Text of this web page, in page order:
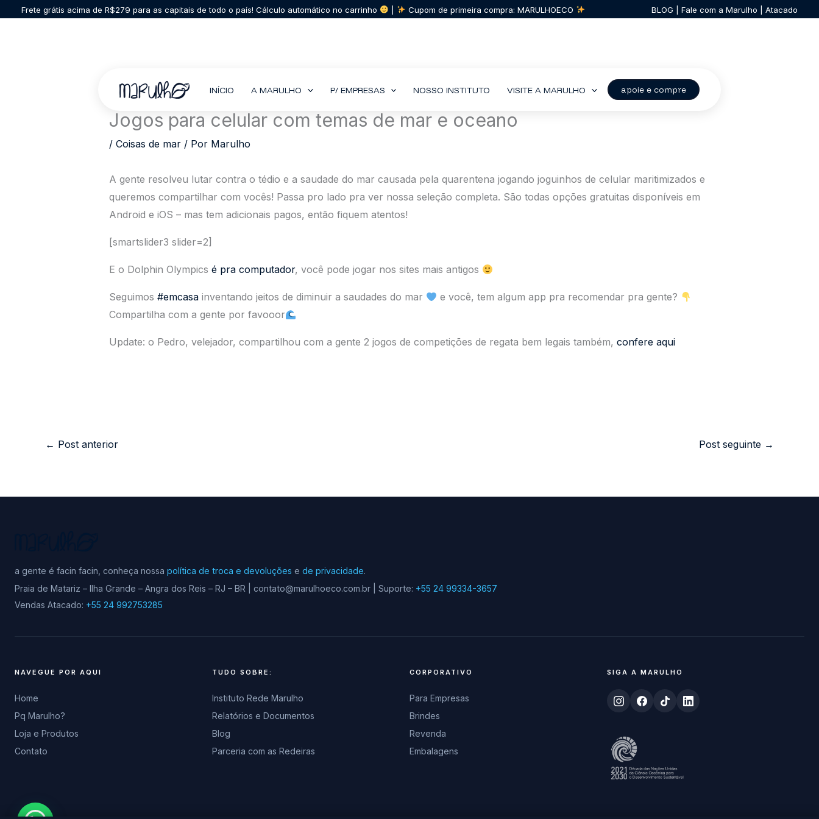
Frete grátis acima de R$279 para as capitais de todo o país! Cálculo automático no carrinho Cupom de primeira compra: MARULHOECO BLOG Fale com a Marulho Atacado
INÍCIO A MARULHO P/ EMPRESAS NOSSO INSTITUTO VISITE A MARULHO apoie e compre
Jogos para celular com temas de mar e oceano
/ Coisas de mar/ Por Marulho
A gente resolveu lutar contra o tédio e a saudade do mar causada pela quarentena jogando joguinhos de celular maritimizados e
queremos compartilhar com vocês! Passa pro lado pra ver nossa seleção completa. São todas opções gratuitas disponíveis em
Android e iOS – mas tem adicionais pagos, então fiquem atentos!
[smartslider3 slider=2]
E o Dolphin Olympics é pra computador, você pode jogar nos sites mais antigos
Seguimos #emcasainventando jeitos de diminuir a saudades do mar e você, tem algum app pra recomendar pra gente?
Compartilha com a gente por favooor
Update: o Pedro, velejador, compartilhou com a gente 2 jogos de competições de regata bem legais também, confere aqui
← Post anterior Post seguinte →
a gente é facin facin, conheça nossa política de troca e devoluções e de privacidade.
Praia de Matariz – Ilha Grande – Angra dos Reis – RJ – BR | contato@marulhoeco.com.br | Suporte: +55 24 99334-3657
Vendas Atacado: +55 24 992753285
NAVEGUE POR AQUI
Home
Pq Marulho?
Loja e Produtos
Contato
TUDO SOBRE:
Instituto Rede Marulho
Relatórios e Documentos
Blog
Parceria com as Redeiras
CORPORATIVO
Para Empresas
Brindes
Revenda
Embalagens
SIGA A MARULHO